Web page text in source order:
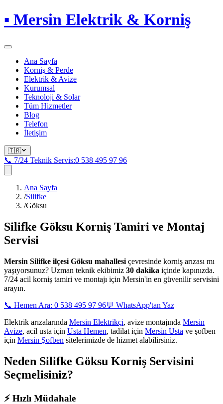
▪ Mersin Elektrik & Korniş
Ana Sayfa
Korniş & Perde
Elektrik & Avize
Kurumsal
Teknoloji & Solar
Tüm Hizmetler
Blog
Telefon
İletişim
🇹🇷
📞 7/24 Teknik Servis:0 538 495 97 96
Ana Sayfa
/Silifke
/Göksu
Silifke Göksu Korniş Tamiri ve Montaj
Servisi
Mersin Silifke ilçesi Göksu mahallesi çevresinde korniş arızası mı
yaşıyorsunuz? Uzman teknik ekibimiz 30 dakika içinde kapınızda.
7/24 acil korniş tamiri ve montajı için Mersin'in en güvenilir servisini
arayın.
📞 Hemen Ara: 0 538 495 97 96💬 WhatsApp'tan Yaz
Elektrik arızalarında Mersin Elektrikçi, avize montajında Mersin
Avize, acil usta için Usta Hemen, tadilat için Mersin Usta ve şofben
için Mersin Şofben sitelerimizde de hizmet alabilirsiniz.
Neden Silifke Göksu Korniş Servisini
Seçmelisiniz?
⚡ Hızlı Müdahale